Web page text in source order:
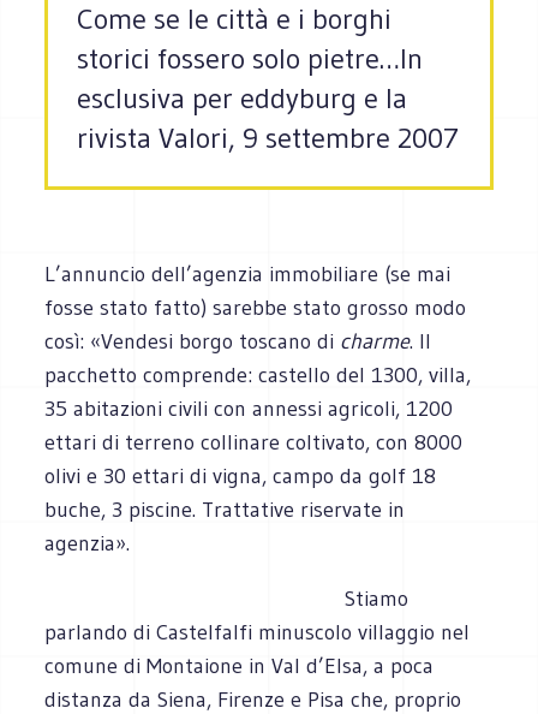
Come se le città e i borghi
storici fossero solo pietre…In
esclusiva per eddyburg e la
rivista Valori, 9 settembre 2007
L’annuncio dell’agenzia immobiliare (se mai
fosse stato fatto) sarebbe stato grosso modo
così: «Vendesi borgo toscano di charme. Il
pacchetto comprende: castello del 1300, villa,
35 abitazioni civili con annessi agricoli, 1200
ettari di terreno collinare coltivato, con 8000
olivi e 30 ettari di vigna, campo da golf 18
buche, 3 piscine. Trattative riservate in
agenzia».
Stiamo
parlando di Castelfalfi minuscolo villaggio nel
comune di Montaione in Val d’Elsa, a poca
distanza da Siena, Firenze e Pisa che, proprio